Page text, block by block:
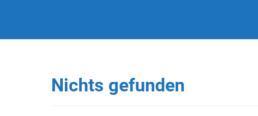
Nichts gefunden